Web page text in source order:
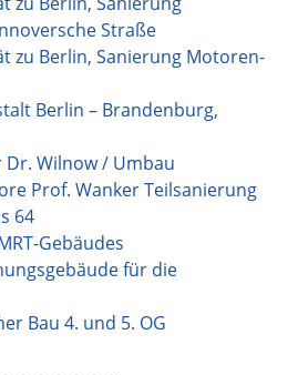
Straße
zu Berlin, Sanierung Motoren-
Berlin – Brandenburg,
Dr. Wilnow / Umbau
Prof. Wanker Teilsanierung
64
Gebäudes
für die
Bau 4. und 5. OG